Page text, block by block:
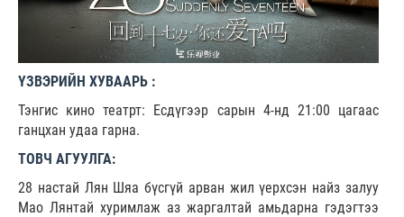
ҮЗВЭРИЙН ХУВААРЬ :
Тэнгис кино театрт: Есдүгээр сарын 4-нд 21:00 цагаас
ганцхан удаа гарна.
ТОВЧ АГУУЛГА:
28 настай Лян Шяа бүсгүй арван жил үерхсэн найз залуу
Мао Лянтай хуримлаж аз жаргалтай амьдарна гэдэгтээ